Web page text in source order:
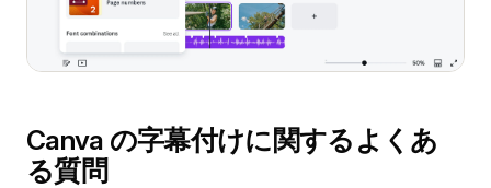
Canva の字幕付けに関するよくあ
る質問